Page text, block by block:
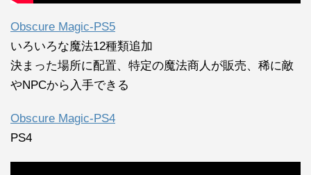
Obscure Magic-PS5
いろいろな魔法12種類追加
決まった場所に配置、特定の魔法商人が販売、稀に敵
やNPCから入手できる
Obscure Magic-PS4
PS4